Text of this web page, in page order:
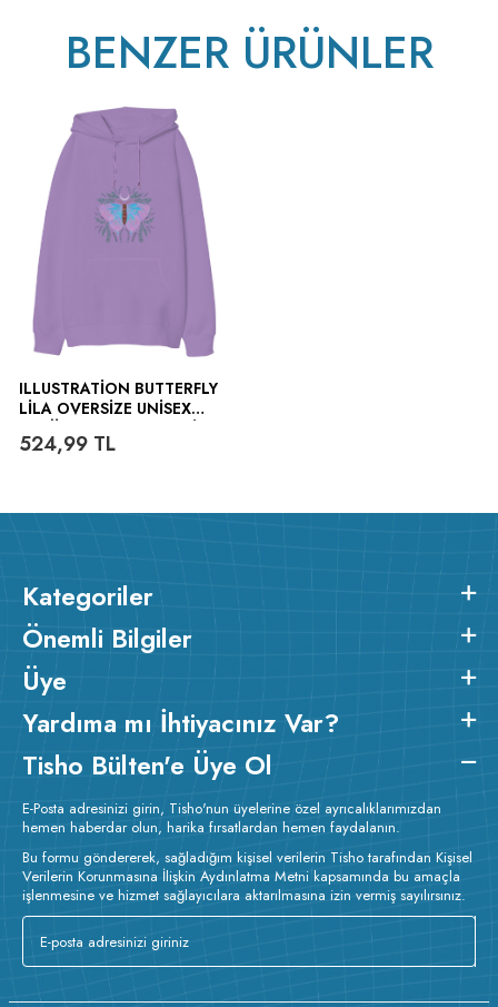
BENZER ÜRÜNLER
ILLUSTRATION BUTTERFLY
LILA OVERSIZE UNISEX
524,99 TL
Kategoriler
Önemli Bilgiler
Üye
Yardıma mı İhtiyacınız Var?
Tisho Bülten'e Üye Ol
E-Posta adresinizi girin, Tisho'nun üyelerine özel ayrıcalıklarımızdan
hemen haberdar olun, harika fırsatlardan hemen faydalanın.
Bu formu göndererek, sağladığım kişisel verilerin Tisho tarafından Kişisel
Verilerin Korunmasına İlişkin Aydınlatma Metni kapsamında bu amaçla
işlenmesine ve hizmet sağlayıcılara aktarılmasına izin vermiş sayılırsınız.